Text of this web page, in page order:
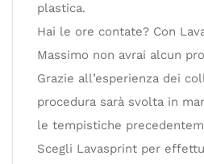
plastica.
Hai le ore contate? Con
Massimo non avrai alcun
Grazie all’esperienza dei
procedura sarà svolta in
le tempistiche
Scegli Lavasprint per